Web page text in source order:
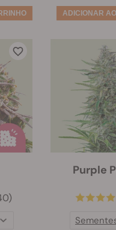
Purple